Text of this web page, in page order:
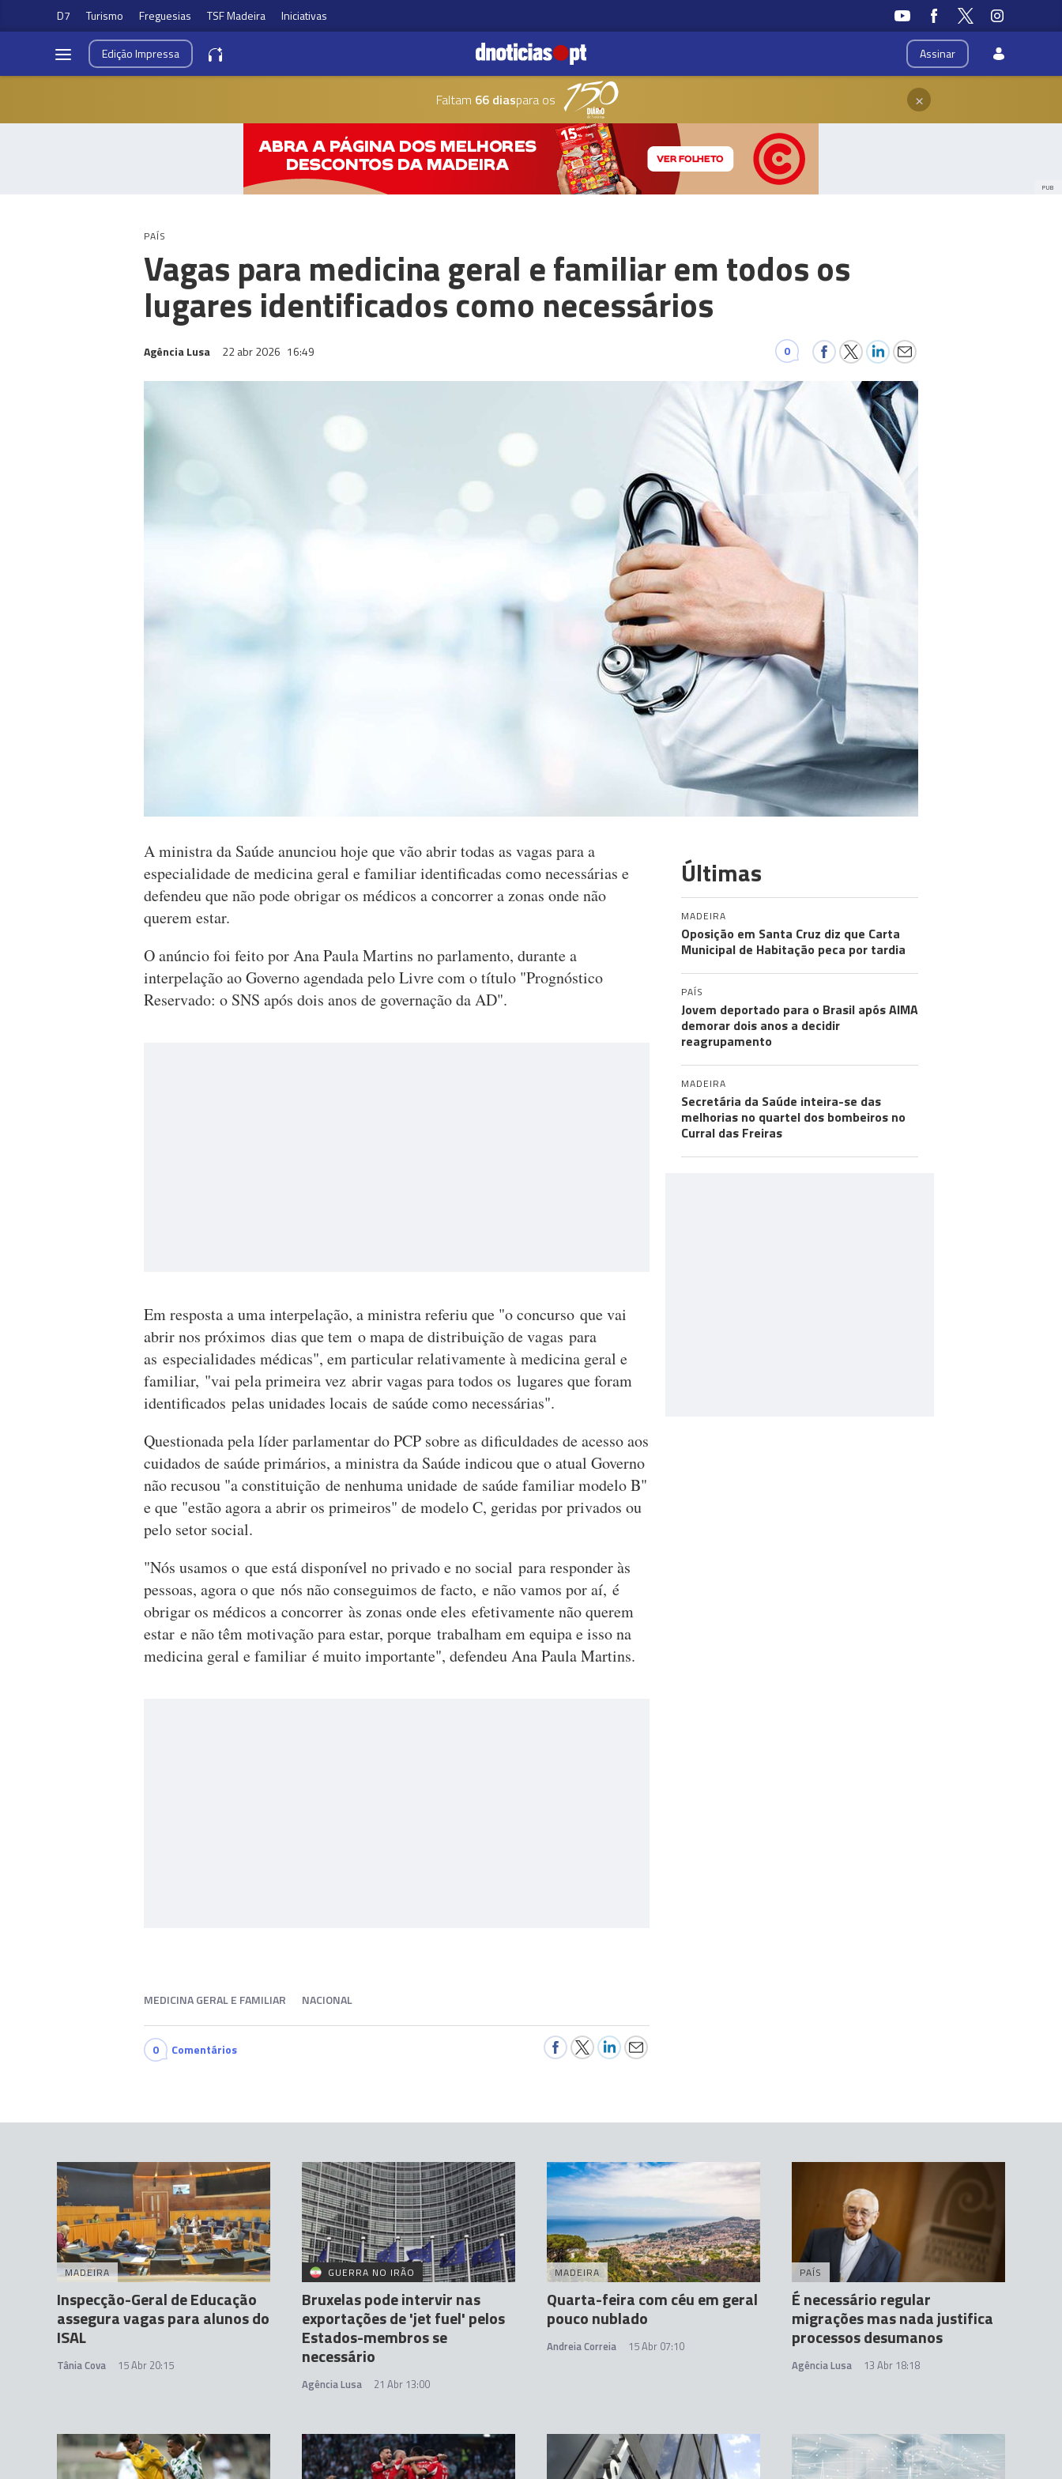
D7 Turismo Freguesias TSF Madeira Iniciativas
Assinar
EdiçãoImpressa
Faltam 66 diaspara os ×
PUB
PAÍS
Vagas para medicina geral e familiar em todos os
lugares identificados como necessários
Agência Lusa 22 abr 2026 16:49 0
A ministra da Saúde anunciou hoje que vão abrir todas as vagas para a
especialidade de medicina geral e familiar identificadas como necessárias e
defendeu que não pode obrigar os médicos a concorrer a zonas onde não
querem estar.
O anúncio foi feito por Ana Paula Martins no parlamento, durante a
interpelação ao Governo agendada pelo Livre com o título "Prognóstico
Reservado: o SNS após dois anos de governação da AD".
Em resposta a uma interpelação, a ministra referiu que "o concurso que vai
abrir nos próximos dias que tem o mapa de distribuição de vagas para
as especialidades médicas", em particular relativamente à medicina geral e
familiar, "vai pela primeira vez abrir vagas para todos os lugares que foram
identificados pelas unidades locais de saúde como necessárias".
Questionada pela líder parlamentar do PCP sobre as dificuldades de acesso aos
cuidados de saúde primários, a ministra da Saúde indicou que o atual Governo
não recusou "a constituição de nenhuma unidade de saúde familiar modelo B"
e que "estão agora a abrir os primeiros" de modelo C, geridas por privados ou
pelo setor social.
"Nós usamos o que está disponível no privado e no social para responder às
pessoas, agora o que nós não conseguimos de facto, e não vamos por aí, é
obrigar os médicos a concorrer às zonas onde eles efetivamente não querem
estar e não têm motivação para estar, porque trabalham em equipa e isso na
medicina geral e familiar é muito importante", defendeu Ana Paula Martins.
MEDICINA GERAL E FAMILIAR NACIONAL
0 Comentários
Últimas
MADEIRA
Oposição em Santa Cruz diz que Carta
Municipal de Habitação peca por tardia
PAÍS
Jovem deportado para o Brasil após AIMA
demorar dois anos a decidir
reagrupamento
MADEIRA
Secretária da Saúde inteira-se das
melhorias no quartel dos bombeiros no
Curral das Freiras
MADEIRA
Inspecção-Geral de Educação
assegura vagas para alunos do
ISAL
Tânia Cova 15 Abr 20:15
GUERRA NO IRÃO
Bruxelas pode intervir nas
exportações de 'jet fuel' pelos
Estados-membros se
necessário
Agência Lusa 21 Abr 13:00
MADEIRA
Quarta-feira com céu em geral
pouco nublado
Andreia Correia 15 Abr 07:10
PAÍS
É necessário regular
migrações mas nada justifica
processos desumanos
Agência Lusa 13 Abr 18:18